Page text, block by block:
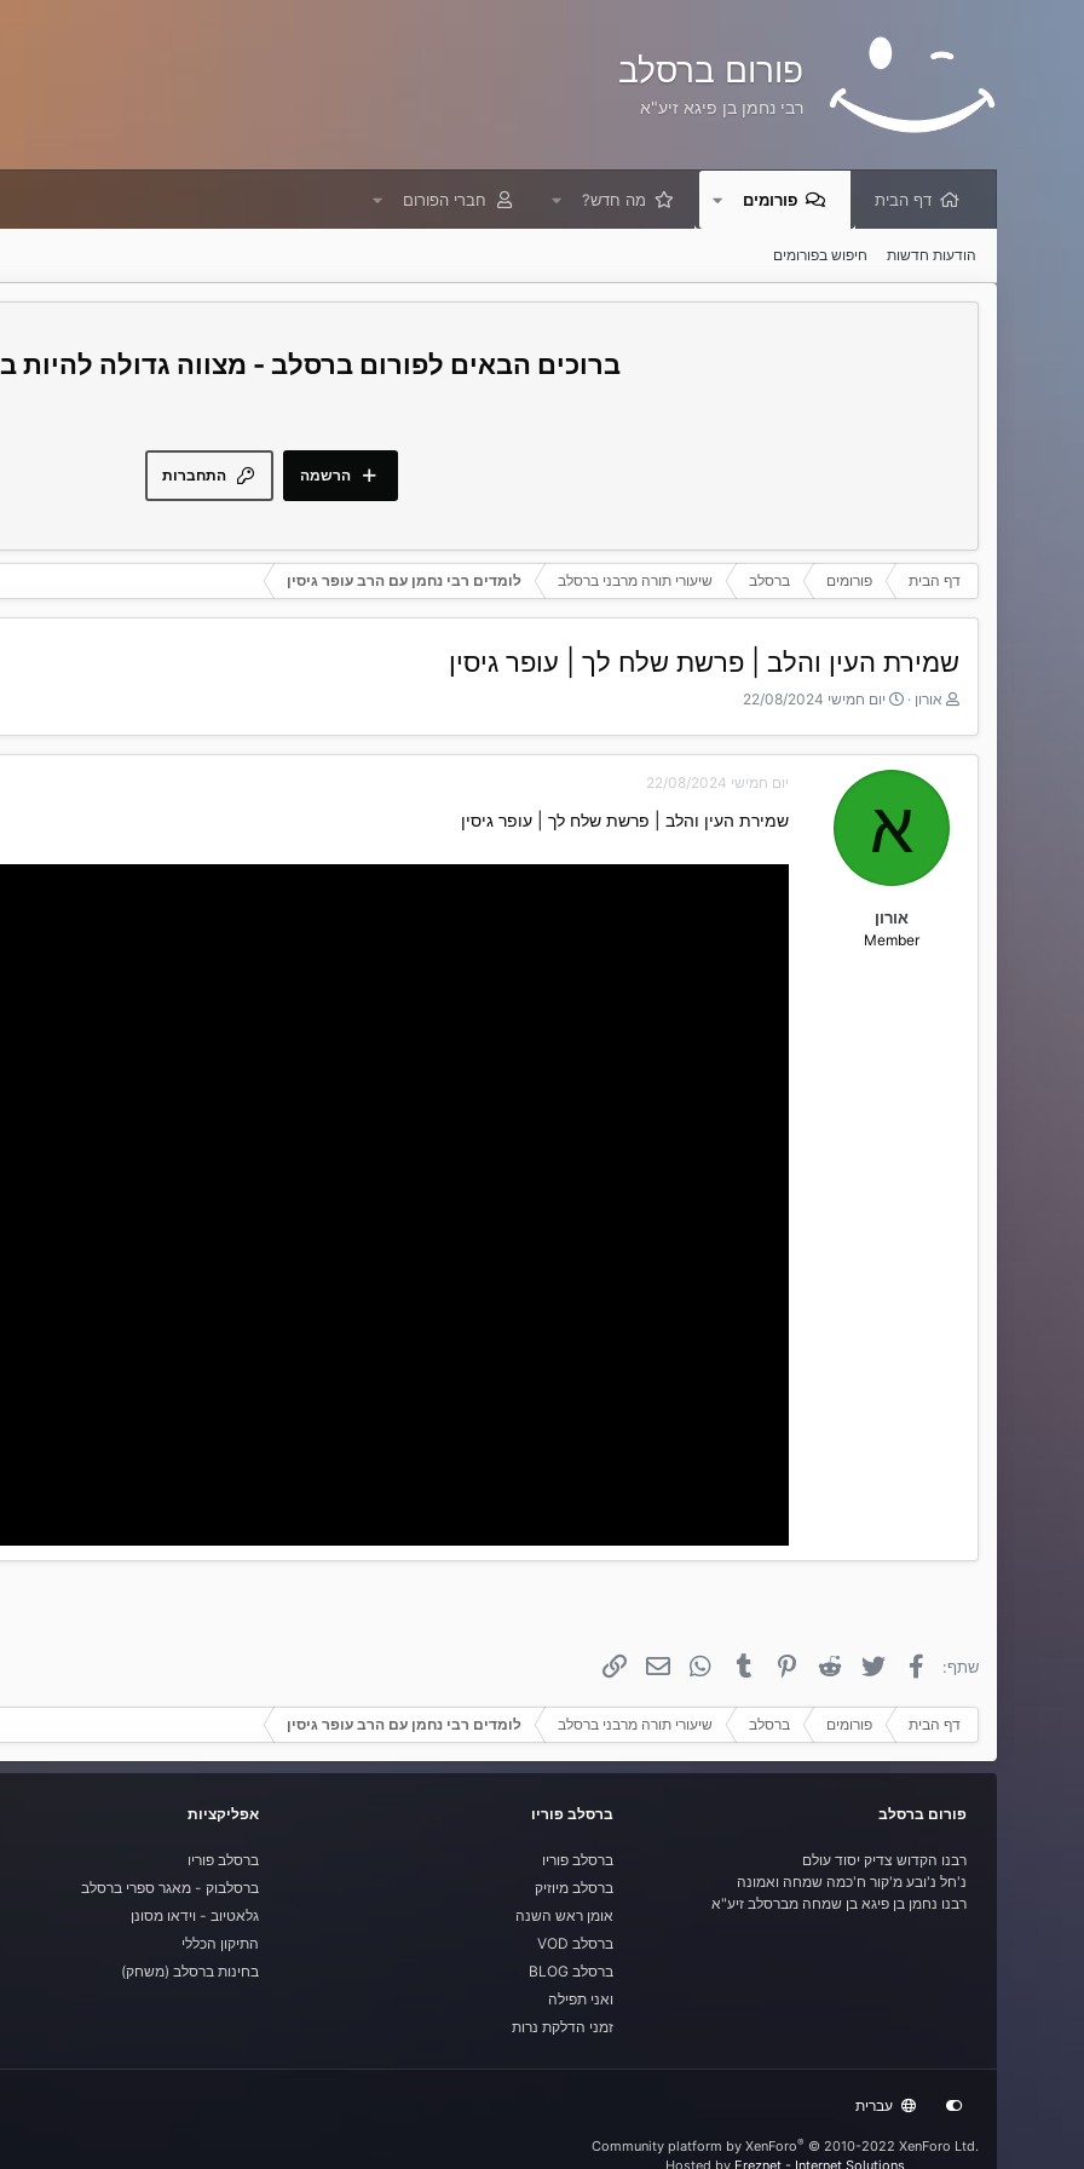
פורום ברסלב
רבי נחמן בן פיגא זיע"א
דף הבית פורומים מה חדש? חברי הפורום
הודעות חדשות חיפוש בפורומים
פורום ברסלב - מצווה גדולה
התחברות הרשמה
דף הבית פורומים ברסלב שיעורי תורה מרבני ברסלב לומדים רבי נחמן עם הרב עופר גיסין
שמירת העין והלב | פרשת שלח לך | עופר גיסין
T
r
a
d
t
a
אורון
ת
ר
ה
ת
ח
יום חמישי 22/08/2024
א
אורון
Member
יום חמישי 22/08/2024
שמירת העין והלב | פרשת שלח לך | עופר גיסין
שתף: פייסבוק טוויטר Reddit פינטרסט Tumblr
WhatsApp
אימייל
דף הבית פורומים ברסלב שיעורי תורה מרבני ברסלב לומדים רבי נחמן עם הרב עופר גיסין
פורום ברסלב
רבנו הקדוש צדיק יסוד עולם
נ'חל נ'ובע מ'קור ח'כמה שמחה ואמונה
רבנו נחמן בן פיגא בן שמחה מברסלב זיע"א
ברסלב פוריו
ברסלב פוריו
ברסלב מיוזיק
אומן ראש השנה
ברסלב VOD
ברסלב BLOG
ואני תפילה
זמני הדלקת נרות
אפליקציות
ברסלב פוריו
ברסלבוק - מאגר ספרי ברסלב
גלאטיוב - וידאו מסונן
התיקון הכללי
בחינות ברסלב (משחק)
עברית
Community platform by XenForo® © 2010-2022 XenForo Ltd.
Hosted by Ereznet - Internet Solutions